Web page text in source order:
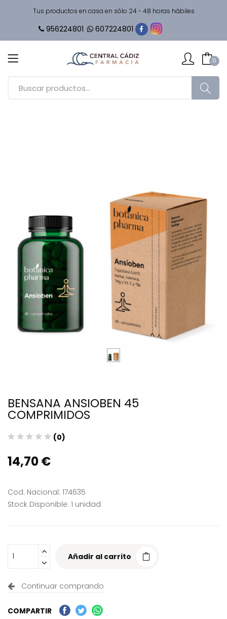
Tus productos en casa en sólo 24 - 48 horas hábiles
956224801 607224801
0
BENSANA ANSIOBEN 45
COMPRIMIDOS
(0)
14,70 €
Cod. Nacional: 174635
Stock Disponible: 1 unidad
Añadir al carrito
Continuar comprando
COMPARTIR